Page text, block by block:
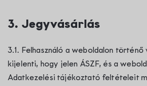
3. Jegyvásárlás
3.1. Felhasználó a weboldalon történő
kijelenti, hogy jelen ÁSZF, és a
Adatkezelési tájékoztató feltételeit